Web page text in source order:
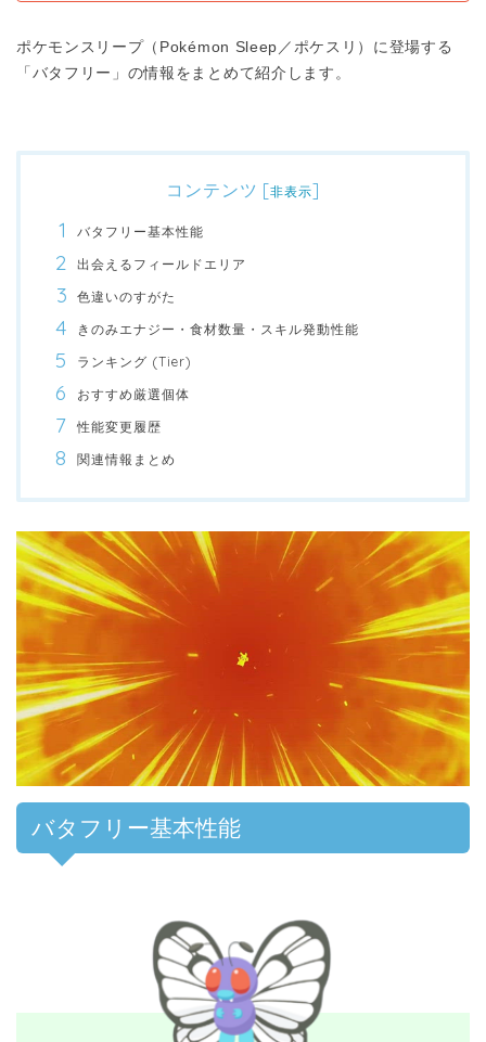
ポケモンスリープ（Pokémon Sleep／ポケスリ）に登場する
「バタフリー」の情報をまとめて紹介します。
コンテンツ [非表示]
バタフリー基本性能
出会えるフィールドエリア
色違いのすがた
きのみエナジー・食材数量・スキル発動性能
ランキング (Tier)
おすすめ厳選個体
性能変更履歴
関連情報まとめ
00:00 /01:00
バタフリー基本性能